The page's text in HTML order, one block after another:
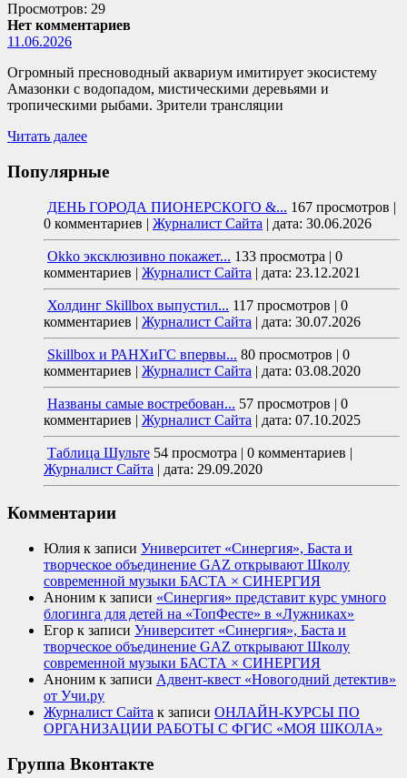
Просмотров: 29
Нет комментариев
11.06.2026
Огромный пресноводный аквариум имитирует экосистему
Амазонки с водопадом, мистическими деревьями и
тропическими рыбами. Зрители трансляции
Читать далее
Популярные
ДЕНЬ ГОРОДА ПИОНЕРСКОГО &... 167 просмотров |
0 комментариев | Журналист Сайта | дата: 30.06.2026
Okko эксклюзивно покажет... 133 просмотра | 0
комментариев | Журналист Сайта | дата: 23.12.2021
Холдинг Skillbox выпустил... 117 просмотров | 0
комментариев | Журналист Сайта | дата: 30.07.2026
Skillbox и РАНХиГС впервы... 80 просмотров | 0
комментариев | Журналист Сайта | дата: 03.08.2020
Названы самые востребован... 57 просмотров | 0
комментариев | Журналист Сайта | дата: 07.10.2025
Таблица Шульте 54 просмотра | 0 комментариев |
Журналист Сайта | дата: 29.09.2020
Комментарии
Юлия к записи Университет «Синергия», Баста и
творческое объединение GAZ открывают Школу
современной музыки БАСТА × СИНЕРГИЯ
Аноним к записи «Синергия» представит курс умного
блогинга для детей на «ТопФесте» в «Лужниках»
Егор к записи Университет «Синергия», Баста и
творческое объединение GAZ открывают Школу
современной музыки БАСТА × СИНЕРГИЯ
Аноним к записи Адвент-квест «Новогодний детектив»
от Учи.ру
Журналист Сайта к записи ОНЛАЙН-КУРСЫ ПО
ОРГАНИЗАЦИИ РАБОТЫ С ФГИС «МОЯ ШКОЛА»
Группа Вконтакте